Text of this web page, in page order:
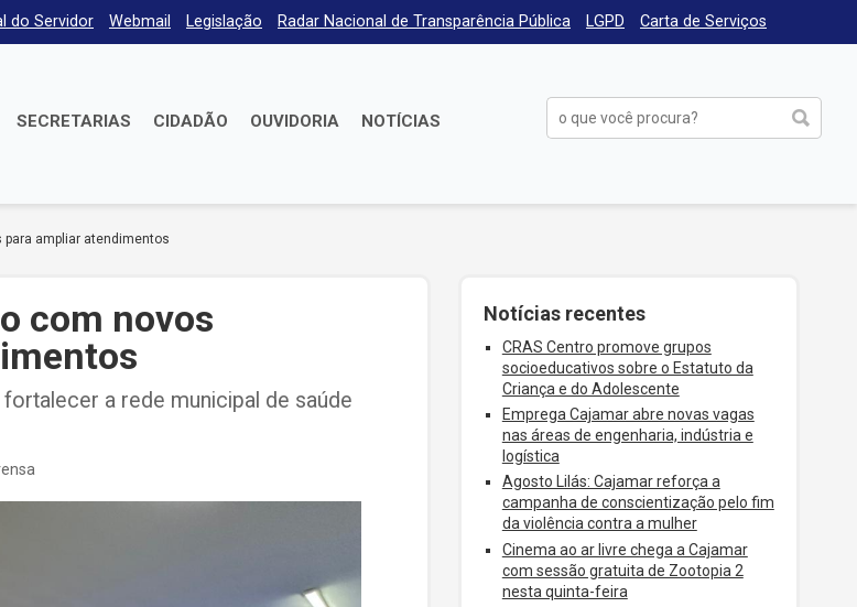
do Servidor Webmail Legislação Radar Nacional de Transparência Pública LGPD Carta de Serviços
SECRETARIAS CIDADÃO OUVIDORIA NOTÍCIAS
ampliar atendimentos
com novos
a rede municipal de saúde
Notícias recentes
CRAS Centro promove grupos
socioeducativos sobre o Estatuto da
Criança e do Adolescente
Emprega Cajamar abre novas vagas
nas áreas de engenharia, indústria e
logística
Agosto Lilás: Cajamar reforça a
campanha de conscientização pelo fim
da violência contra a mulher
Cinema ao ar livre chega a Cajamar
com sessão gratuita de Zootopia 2
nesta quinta-feira